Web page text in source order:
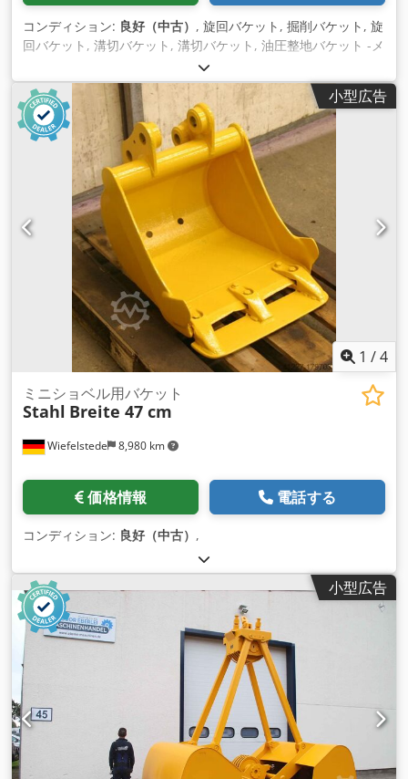
コンディション: 良好（中古） , 旋回バケット, 掘削バケット, 旋
回バケット, 溝切バケット, 溝切バケット, 油圧整地バケット -メ
ーカー：Lehnhoff、油圧整地バケット旋回バケットタイプ902
リットル。 -幅：2000 mm -内容量：0.0790 m³ -内部の高さ：
700 mm Cjdpfx Amotvb Ekjroha -深さ: 580 mm -ピックアッ
プ：穴：Ø 60/70 mm -中間寸法ピックアップ：285 mm、寸法
は写真参照 -輸送寸法：1980/1335/H580 mm -重量：636 kg
小型広告
1 /4
Wiefelstede 8,980 km
ミニショベル用バケット
Stahl Breite 47 cm
価格情報 電話する
コンディション: 良好（中古） ,
小型広告